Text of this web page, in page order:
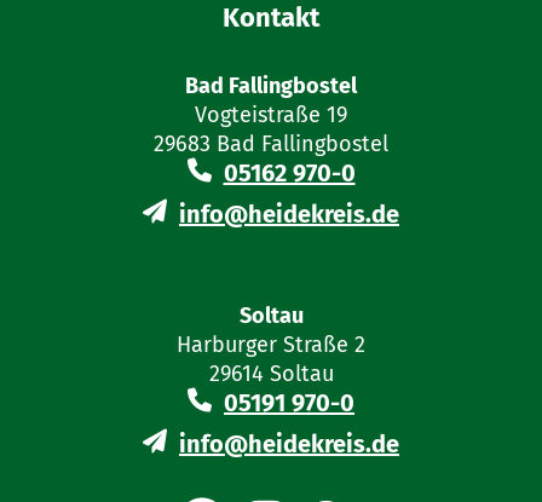
Kontakt
Bad Fallingbostel
Vogteistraße 19
29683 Bad Fallingbostel
05162 970-0
info@heidekreis.de
Soltau
Harburger Straße 2
29614 Soltau
05191 970-0
info@heidekreis.de